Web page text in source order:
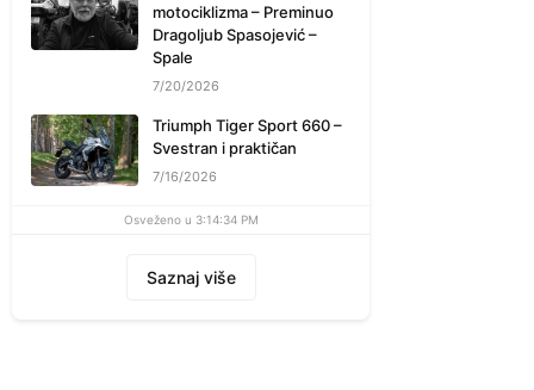
motociklizma – Preminuo
Dragoljub Spasojević –
Spale
7/20/2026
Triumph Tiger Sport 660 –
Svestran i praktičan
7/16/2026
Osveženo u 3:14:34 PM
Saznaj više